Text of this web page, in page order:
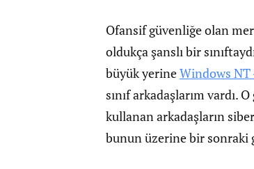
Ofansif güvenliğe olan
oldukça şanslı bir
büyük yerineWindows NT
sınıf arkadaşlarım vardı.
kullanan arkadaşların
bunun üzerine bir sonraki